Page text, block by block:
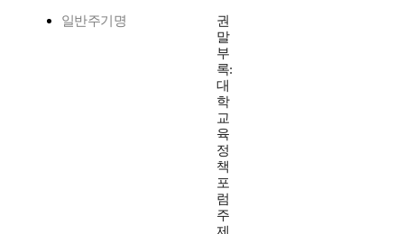
일반주기명
권
말
부
록:
대
학
교
육
정
책
포
럼
주